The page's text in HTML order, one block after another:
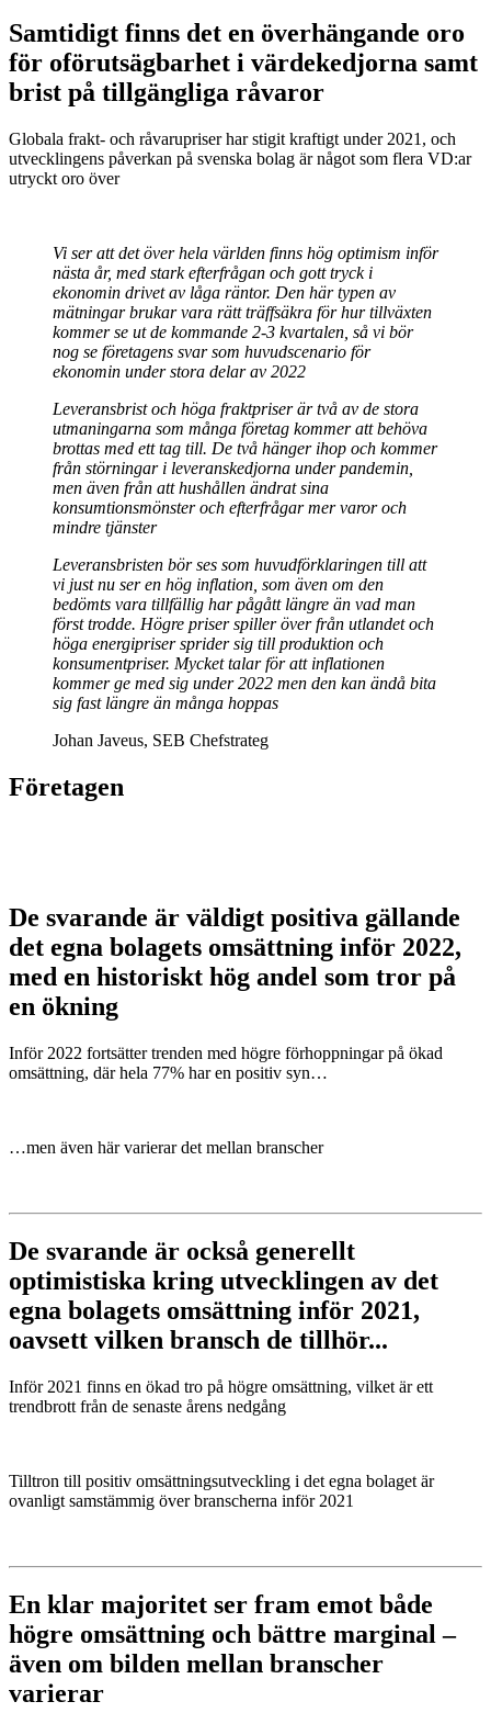
Samtidigt finns det en överhängande oro
för oförutsägbarhet i värdekedjorna samt
brist på tillgängliga råvaror
Globala frakt- och råvarupriser har stigit kraftigt under 2021, och
utvecklingens påverkan på svenska bolag är något som flera VD:ar
utryckt oro över
Vi ser att det över hela världen finns hög optimism inför
nästa år, med stark efterfrågan och gott tryck i
ekonomin drivet av låga räntor. Den här typen av
mätningar brukar vara rätt träffsäkra för hur tillväxten
kommer se ut de kommande 2-3 kvartalen, så vi bör
nog se företagens svar som huvudscenario för
ekonomin under stora delar av 2022
Leveransbrist och höga fraktpriser är två av de stora
utmaningarna som många företag kommer att behöva
brottas med ett tag till. De två hänger ihop och kommer
från störningar i leveranskedjorna under pandemin,
men även från att hushållen ändrat sina
konsumtionsmönster och efterfrågar mer varor och
mindre tjänster
Leveransbristen bör ses som huvudförklaringen till att
vi just nu ser en hög inflation, som även om den
bedömts vara tillfällig har pågått längre än vad man
först trodde. Högre priser spiller över från utlandet och
höga energipriser sprider sig till produktion och
konsumentpriser. Mycket talar för att inflationen
kommer ge med sig under 2022 men den kan ändå bita
sig fast längre än många hoppas
Johan Javeus, SEB Chefstrateg
Företagen
De svarande är väldigt positiva gällande
det egna bolagets omsättning inför 2022,
med en historiskt hög andel som tror på
en ökning
Inför 2022 fortsätter trenden med högre förhoppningar på ökad
omsättning, där hela 77% har en positiv syn…
…men även här varierar det mellan branscher
De svarande är också generellt
optimistiska kring utvecklingen av det
egna bolagets omsättning inför 2021,
oavsett vilken bransch de tillhör...
Inför 2021 finns en ökad tro på högre omsättning, vilket är ett
trendbrott från de senaste årens nedgång
Tilltron till positiv omsättningsutveckling i det egna bolaget är
ovanligt samstämmig över branscherna inför 2021
En klar majoritet ser fram emot både
högre omsättning och bättre marginal –
även om bilden mellan branscher
varierar